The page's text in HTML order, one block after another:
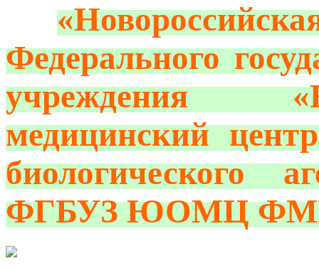
Федерального
учреждения
медицинский
биологического
ФГБУЗ ЮОМЦ